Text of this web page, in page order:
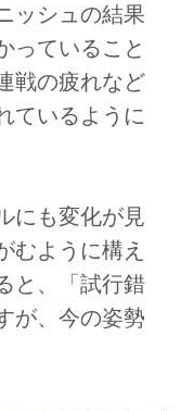
ッシュの結果
っていること
戦の疲れなど
ているように
にも変化が見
むように構え
と、「試行錯
が、今の姿勢